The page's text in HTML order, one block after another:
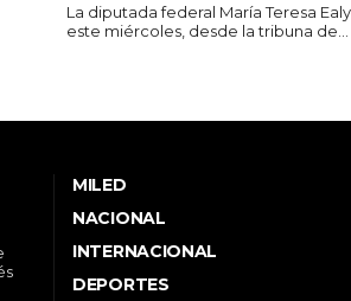
La diputada federal María Teresa
este miércoles, desde la tribuna de...
MILED
NACIONAL
INTERNACIONAL
DEPORTES